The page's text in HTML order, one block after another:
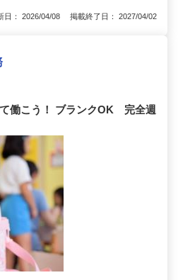
日： 2026/04/08 掲載終了日： 2027/04/02
働こう！ ブランクOK 完全週